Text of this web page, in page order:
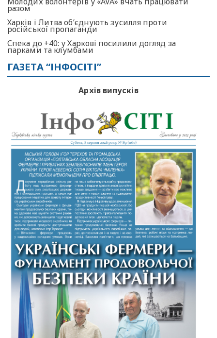
разом
Харків і Литва об’єднують зусилля проти
російської пропаганди
Спека до +40: у Харкові посилили догляд за
парками та клумбами
ГАЗЕТА “ІНФОСІТІ”
Архів випусків